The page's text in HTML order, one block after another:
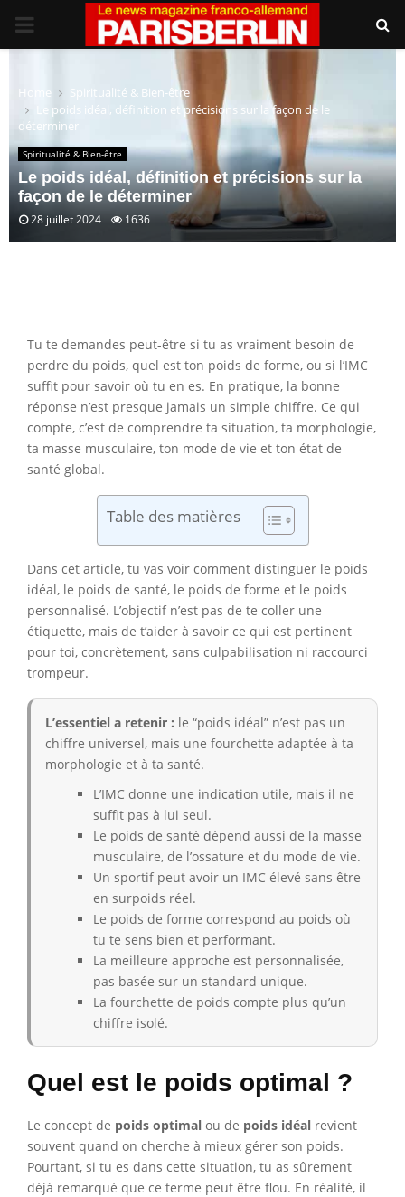
PRIMARY
Home
Spiritualité & Bien-être
Le poids idéal, définition et précisions sur la façon de le
déterminer
Spiritualité & Bien-être
Le poids idéal, définition et précisions sur la
façon de le déterminer
28 juillet 2024 1636
Tu te demandes peut-être si tu as vraiment besoin de
perdre du poids, quel est ton poids de forme, ou si l’IMC
suffit pour savoir où tu en es. En pratique, la bonne
réponse n’est presque jamais un simple chiffre. Ce qui
compte, c’est de comprendre ta situation, ta morphologie,
ta masse musculaire, ton mode de vie et ton état de
santé global.
Table des matières
Dans cet article, tu vas voir comment distinguer le poids
idéal, le poids de santé, le poids de forme et le poids
personnalisé. L’objectif n’est pas de te coller une
étiquette, mais de t’aider à savoir ce qui est pertinent
pour toi, concrètement, sans culpabilisation ni raccourci
trompeur.
L’essentiel a retenir : le “poids idéal” n’est pas un
chiffre universel, mais une fourchette adaptée à ta
morphologie et à ta santé.
L’IMC donne une indication utile, mais il ne
suffit pas à lui seul.
Le poids de santé dépend aussi de la masse
musculaire, de l’ossature et du mode de vie.
Un sportif peut avoir un IMC élevé sans être
en surpoids réel.
Le poids de forme correspond au poids où
tu te sens bien et performant.
La meilleure approche est personnalisée,
pas basée sur un standard unique.
La fourchette de poids compte plus qu’un
chiffre isolé.
Quel est le poids optimal ?
Le concept de poids optimal ou de poids idéal revient
souvent quand on cherche à mieux gérer son poids.
Pourtant, si tu es dans cette situation, tu as sûrement
déjà remarqué que ce terme peut être flou. En réalité, il